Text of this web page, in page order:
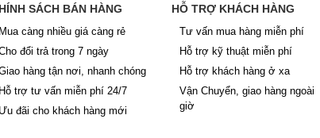
SÁCH BÁN HÀNG
Mua càng nhiều giá càng rẻ
đổi trả trong 7 ngày
hàng tận nơi, nhanh chóng
Hỗ trợ tư vấn miễn phí 24/7
Ưu đãi cho khách hàng mới
HỖ TRỢ KHÁCH HÀNG
Tư vấn mua hàng miễn phí
Hỗ trợ kỹ thuật miễn phí
Hỗ trợ khách hàng ở xa
Vận Chuyển, giao hàng ngoài
giờ